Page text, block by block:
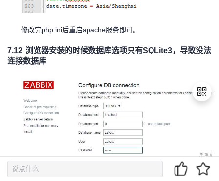
修改完php.ini后重启apache服务即可。
7.12 浏览器安装的时候数据库选项只有SQLite3，导致没法
连接数据库